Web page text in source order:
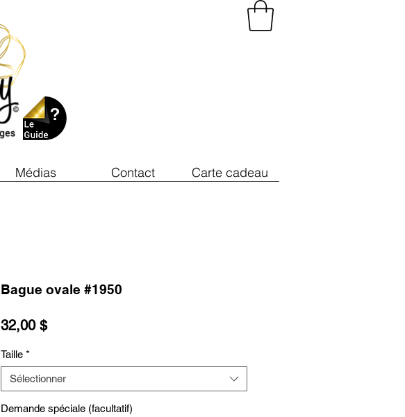
Médias Contact Carte cadeau
Bague ovale #1950
32,00 $Prix
Taille *
Sélectionner
Demande spéciale (facultatif)